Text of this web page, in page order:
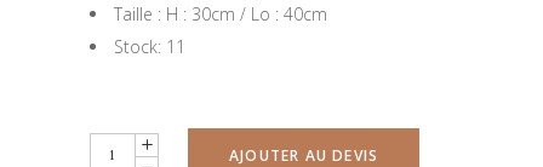
Taille : H : 30cm / Lo : 40cm
Stock: 11
Bougeoir
AJOUTER AU DEVIS